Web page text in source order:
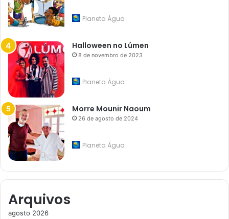
Planeta Água
Halloween no Lúmen
8 de novembro de 2023
Planeta Água
Morre Mounir Naoum
26 de agosto de 2024
Planeta Água
Arquivos
agosto 2026